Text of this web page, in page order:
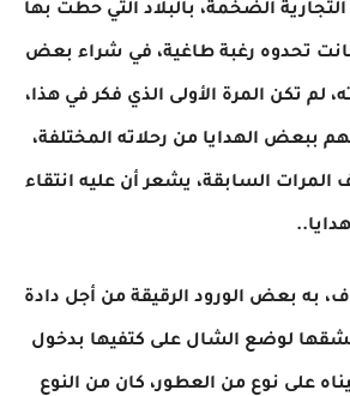
الضخمة، بالبلاد التي حطت بها
كانت تحدوه رغبة طاغية، في شراء بعض
لم تكن المرة الأولى الذي فكر في هذا،
ببعض الهدايا من رحلاته المختلفة،
المرات السابقة، يشعر أن عليه انتقاء
به بعض الورود الرقيقة من أجل دادة
لوضع الشال على كتفيها بدخول
على نوع من العطور، كان من النوع